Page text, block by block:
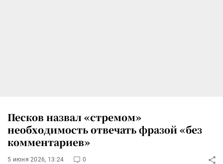
Песков назвал «стремом»
необходимость отвечать фразой «без
комментариев»
5 июня 2026, 13:24 0